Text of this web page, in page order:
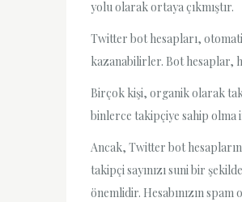
yolu olarak ortaya çıkmıştır.
Twitter bot hesapları,
kazanabilirler. Bot hesaplar,
Birçok kişi, organik olarak
binlerce takipçiye sahip olma
Ancak, Twitter bot
takipçi sayınızı suni bir
önemlidir. Hesabınızın